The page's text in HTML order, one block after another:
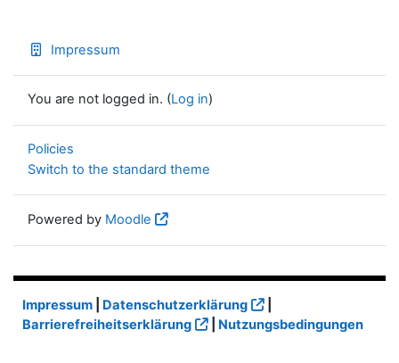
Impressum
You are not logged in. (Log in)
Policies
Switch to the standard theme
Powered by Moodle
Impressum Datenschutzerklärung
Barrierefreiheitserklärung
Nutzungsbedingungen